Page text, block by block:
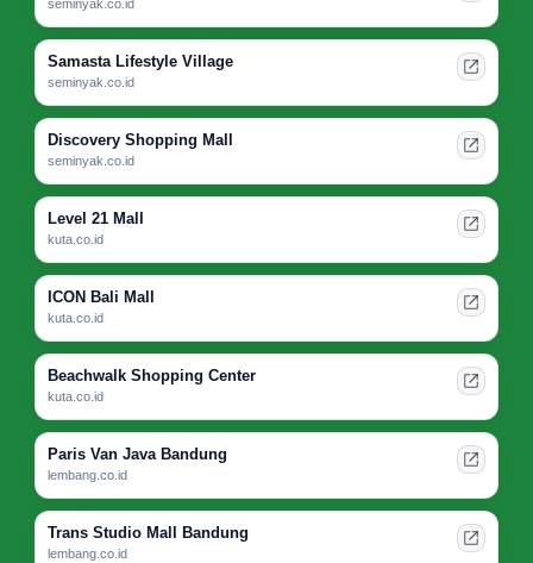
seminyak.co.id
Samasta Lifestyle Village
seminyak.co.id
Discovery Shopping Mall
seminyak.co.id
Level 21 Mall
kuta.co.id
ICON Bali Mall
kuta.co.id
Beachwalk Shopping Center
kuta.co.id
Paris Van Java Bandung
lembang.co.id
Trans Studio Mall Bandung
lembang.co.id